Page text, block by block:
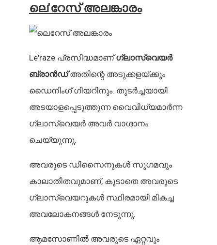
ലെ'റേസ് അലങ്കാരം
Le'raze പ്രസിദ്ധമാണ്ഗ്ലാസ്വെയർ
ബ്രാൻഡ്അതിന്റെ അടുക്കളയ്ക്കും
ഡൈനിംഗ് ഗിയറിനും. തുടർച്ചയായി
അടയാളപ്പെടുത്തുന്ന വൈവിധ്യമാർന്ന
ഗ്ലാസ്വെയർ അവർ വാഗ്ദാനം
ചെയ്യുന്നു.
അവരുടെ ഡിസൈനുകൾ സുഗമവും
കാലാതീതവുമാണ്, കൂടാതെ അവരുടെ
ഗ്ലാസ്വെയറുകൾ സ്ഥിരമായി മികച്ച
അവലോകനങ്ങൾ നേടുന്നു.
ആമസോണിൽ അവരുടെ ഏറ്റവും